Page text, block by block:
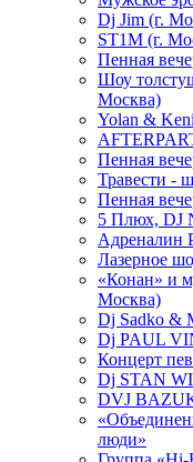
Dj Jim (г.
ST1M (г.
Пенная
Шоу
Москва)
Yolan &
Пенная
Травести -
Пенная
5 Плюх, DJ
Адреналин
Лазерное
«Конан» и
Москва)
Dj Sadko &
Dj PAUL
Концерт
Dj STAN
DVJ
люди»